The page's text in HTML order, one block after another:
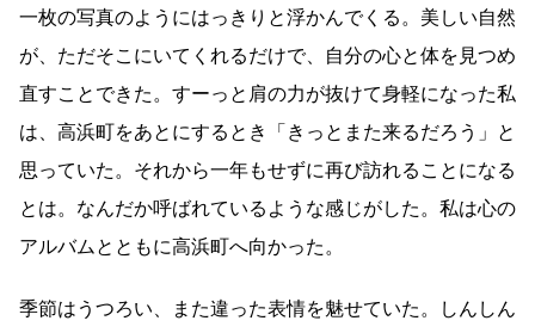
一枚の写真のようにはっきりと浮かんでくる。美しい自然
が、ただそこにいてくれるだけで、自分の心と体を見つめ
直すことできた。すーっと肩の力が抜けて身軽になった私
は、高浜町をあとにするとき「きっとまた来るだろう」と
思っていた。それから一年もせずに再び訪れることになる
とは。なんだか呼ばれているような感じがした。私は心の
アルバムとともに高浜町へ向かった。
季節はうつろい、また違った表情を魅せていた。しんしん